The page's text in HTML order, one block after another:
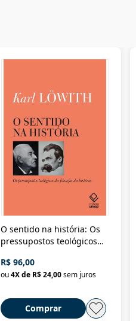
O sentido na história: Os
pressupostos teológicos
R$ 96,00
ou4X de R$ 24,00sem juros
Comprar